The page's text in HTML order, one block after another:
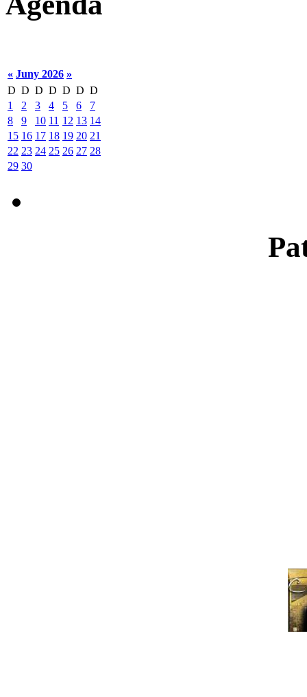
« Juny 2026 »
D D D D D D D
1
2 3 4 5 6
7
8
9 10 11 12 13 14
15 16 17 18 19 20 21
22 23 24 25 26 27 28
29 30